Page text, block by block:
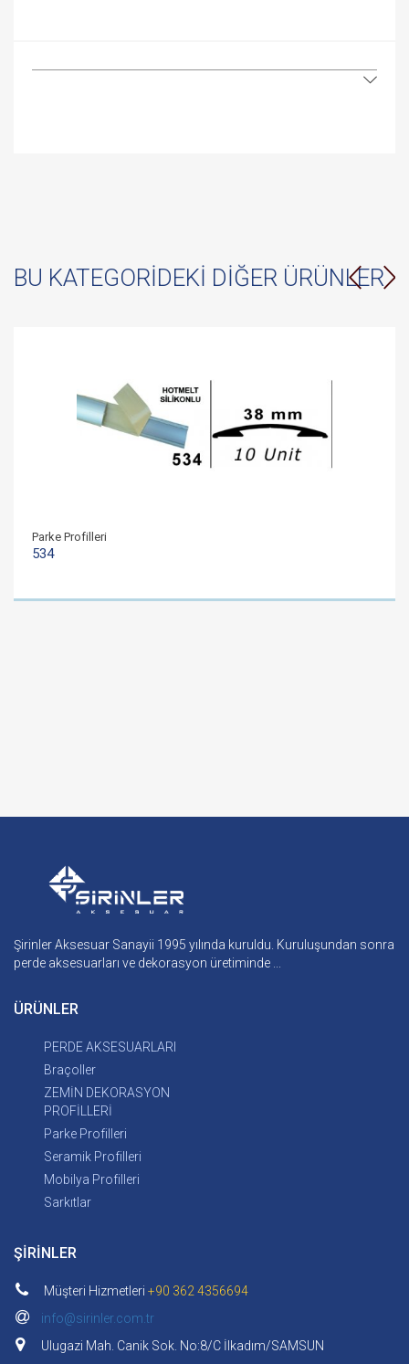
BU KATEGORIDEKI DIĞER ÜRÜNLER
Parke Profilleri
534
Şirinler Aksesuar Sanayii 1995 yılında kuruldu. Kuruluşundan sonra
perde aksesuarları ve dekorasyon üretiminde ...
ÜRÜNLER
PERDE AKSESUARLARI
Braçoller
ZEMİN DEKORASYON
PROFİLLERİ
Parke Profilleri
Seramik Profilleri
Mobilya Profilleri
Sarkıtlar
ŞİRİNLER
Müşteri Hizmetleri +90 362 4356694
info@sirinler.com.tr
Ulugazi Mah. Canik Sok. No:8/C İlkadım/SAMSUN